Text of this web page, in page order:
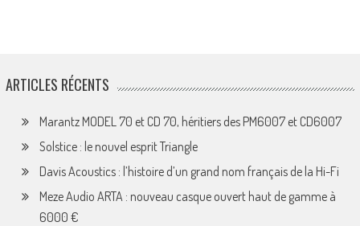
ARTICLES RÉCENTS
Marantz MODEL 70 et CD 70, héritiers des PM6007 et CD6007
Solstice : le nouvel esprit Triangle
Davis Acoustics : l’histoire d’un grand nom français de la Hi-Fi
Meze Audio ARTA : nouveau casque ouvert haut de gamme à
6000 €